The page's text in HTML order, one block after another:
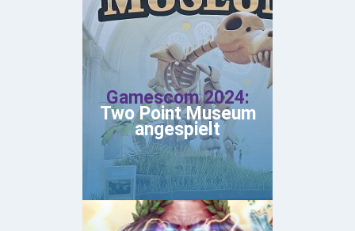
Gamescom 2024:
Two Point Museum
angespielt